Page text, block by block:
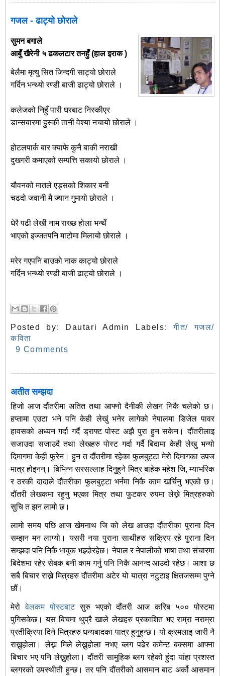
गजल - ढाट्यो छोराले
सुमन बगाले
आबुँ खैरेनी ५ ढकलटार तनहुँ (हाल इराक )
बेलैमा मृत्यु सित जिन्दगी साट्यो छोराले
गर्दिन भन्थ्यो रण्डी बाजी ढाट्यो छोराले ।
कलेजको निहुँ पारी घरबाट निस्कीएर
डान्सबारमा हुस्की तानी वेश्या नचायो छोराले ।
होटलपार्क बार क्याफे कुनै बाकी नराखी
दुखगरी कमाएको सम्पत्ति सकायो छोराले ।
यौवनको मातले एड्सको शिकार बनी
चढदो जवानी मै ज्यान गुमायो छोराले ।
धेरै पढी लेखी नाम राख्छ होला भन्थेँ
भाएको इज्जतपनि माटोमा मिलायो छोराले ।
मरेर गएपनि बाउको नाक काट्यो छोराले
गर्दिन भन्थ्यो रण्डी बाजी ढाट्यो छोराले ।
Posted by: Dautari Admin Labels:गीत/ गजल/
कविता
9 Comments
अतीत सम्झदा
हिजो आज दौंतरीमा अतित तथा आफ्नो दैनीकी लेखन निकै चलेको छ।
हप्तामा एउटा भने पनि केही लेखुं भनेर लागेको नेपालमा डिजेल पावर
हावसको अध्यन गर्दा गर्दै ड्राफ्ट पोस्ट अझै पुरा हुन सकेन। दौंतरीलाइ
सजाउदा सजाउदै तथा लेखहरु पोस्ट गर्दा गर्दै बिदामा केही लेखु भन्यो
दिमागमा केही फुरेन। हुन त दौंतरीमा रहेका फुलबुट्टा मेरो दिमागका उपज
मात्र होइनन्। बिभिन्न सरसल्लाह दिनुहुने मित्र बाहेक महेश जि, म्याभरिक
र ठरकी दादाले दौंतरीका फुलबुट्टा भर्नमा निकै काम खर्चिनु भएको छ।
दौंतरी लेखकमा रहुनु भएका मित्र तथा फुटकर रुपमा लेख्ने मित्रहरुको
सुचि त झन लामो छ।
लामो समय पछि आज खेमनाथ जि को लेख आउदा दौंतरीका पुराना दिन
सम्झन मन लाग्यो। यसरी नया पुराना साथीहरु सक्रिय रहे पुराना दिन
सम्झदा पनि निकै भावुक भइदोरहेछ। नेपाल र नेपालीको भाषा तथा संचारमा
बिदेशमा रहेर सेबक बनी काम गर्नु पनि निकै आनन्द आउदो रहेछ। आशा छ
सबै बिचार राख्ने मित्रहरु दौंतरीमा अटेर यो यात्रा नटुटाइ क्षितजसम्म पुग्ने
छौं।
मेरोवेलकम पोस्टबाटसुरु भएको दौंतरी आज करिब ५०० पोस्टमा
पुगिसकेछ। यस बिचमा थुप्रै खाले लेखहरु प्रकाशित भए राम्रा नराम्रा
प्रतीक्रिया दिने मित्रहरु धन्यबादका पात्र हुनुहुन्छ। यो क्रमलाइ जारी नै
राख्नुहोला। लेख्न मिले लेख्नुहोला नभए ब्लग पढेर कमेन्ट बक्समा आफ्ना
बिचार भए पनि लेख्नुहोला। दौंतरी सामुहिक ब्लग रहेको हुंदा यांहा प्रशस्त
ब्लगरको उपस्थीती हुन्छ। तर पनि दौंतरीको आसमान बाट अर्को आसमान